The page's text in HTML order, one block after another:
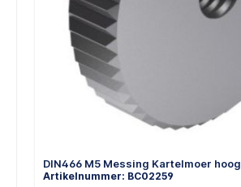
DIN466 M5 Messing Kartelmoer hoog
Artikelnummer: BC02259